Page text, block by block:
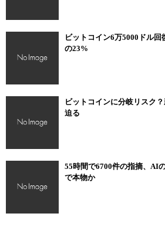
ビットコイン6万5000ドル
の23%
ビットコインに分岐リスク
迫る
55時間で6700件の指摘、AI
で本物か